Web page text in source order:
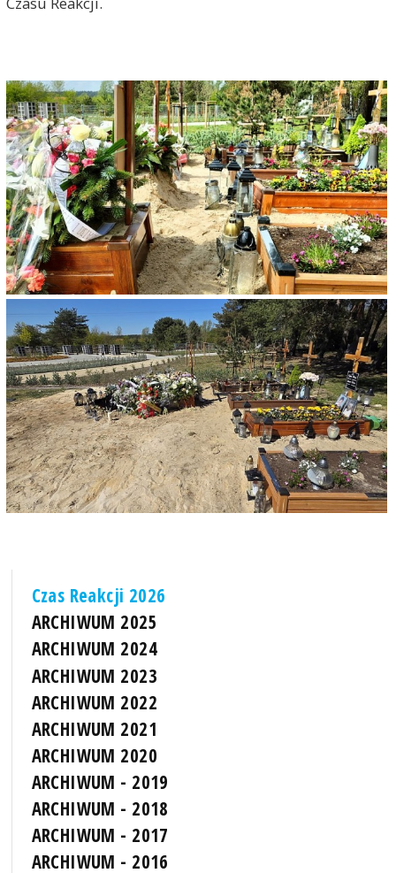
Czas Reakcji 2026
ARCHIWUM 2025
ARCHIWUM 2024
ARCHIWUM 2023
ARCHIWUM 2022
ARCHIWUM 2021
ARCHIWUM 2020
ARCHIWUM - 2019
ARCHIWUM - 2018
ARCHIWUM - 2017
ARCHIWUM - 2016